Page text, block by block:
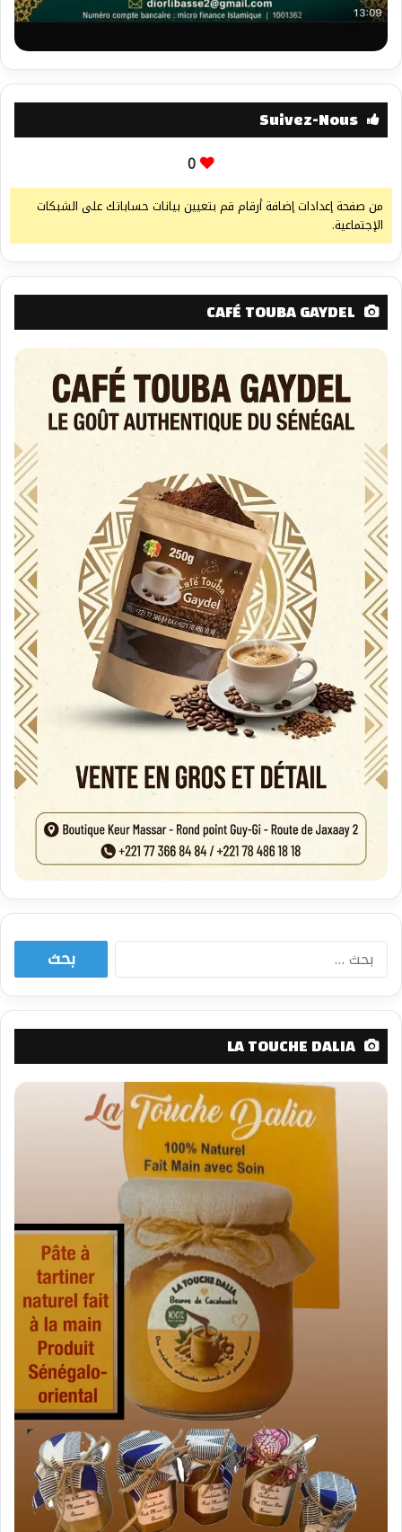
Suivez-Nous
0
من صفحة إعدادات إضافة أرقام قم بتعيين بيانات حساباتك على الشبكات
الإجتماعية.
CAFÉ TOUBA GAYDEL
البحث
LA TOUCHE DALIA